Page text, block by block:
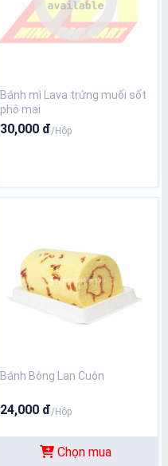
Bánh mì Lava trứng muối sốt
phô mai
30,000 đ/Hộp
Bánh Bông Lan Cuộn
24,000 đ/Hộp
Chọn mua